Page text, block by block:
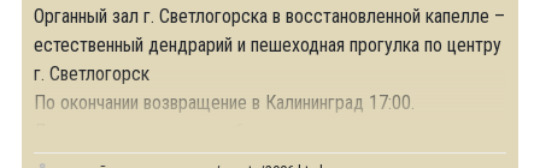
Органный зал г. Светлогорска в восстановленной капелле –
естественный дендрарий и пешеходная прогулка по центру
г. Светлогорск
По окончании возвращение в Калининград 17:00.